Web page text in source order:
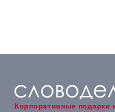
Корпоративные подарки